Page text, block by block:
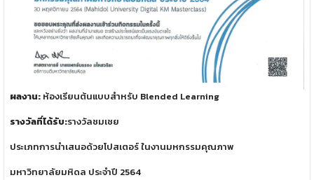
ผลงาน: ห้องเรียนต้นแบบสำหรับ Blended Learning
รางวัลที่ได้รับ:รางวัลชมเชย
ประเภทการนำเสนอด้วยโปสเตอร์ ในงานมหกรรมคุณภาพ
มหาวิทยาลัยมหิดล ประจำปี 2564